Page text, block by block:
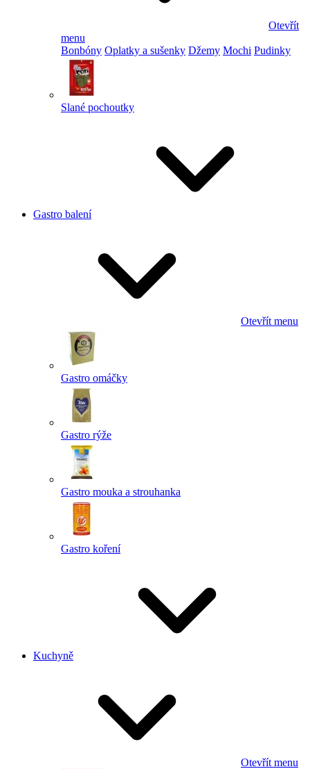
Otevřít
menu
Bonbóny Oplatky a sušenky Džemy Mochi Pudinky
Slané pochoutky
Gastro balení
Otevřít menu
Gastro omáčky
Gastro rýže
Gastro mouka a strouhanka
Gastro koření
Kuchyně
Otevřít menu